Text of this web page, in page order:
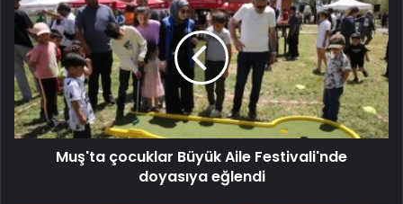
Muş'ta çocuklar Büyük Aile Festivali'nde
doyasıya eğlendi